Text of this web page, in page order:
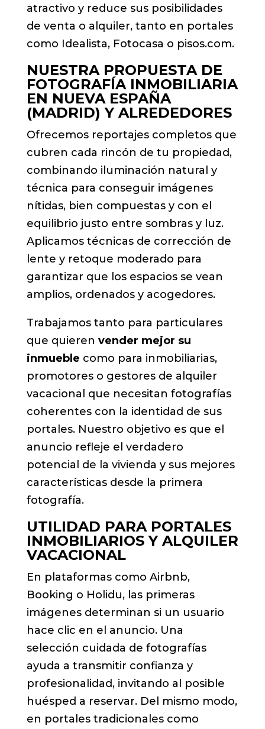
atractivo y reduce sus posibilidades
de venta o alquiler, tanto en portales
como Idealista, Fotocasa o pisos.com.
NUESTRA PROPUESTA DE
FOTOGRAFÍA INMOBILIARIA
EN NUEVA ESPAÑA
(MADRID) Y ALREDEDORES
Ofrecemos reportajes completos que
cubren cada rincón de tu propiedad,
combinando iluminación natural y
técnica para conseguir imágenes
nítidas, bien compuestas y con el
equilibrio justo entre sombras y luz.
Aplicamos técnicas de corrección de
lente y retoque moderado para
garantizar que los espacios se vean
amplios, ordenados y acogedores.
Trabajamos tanto para particulares
que quieren vender mejor su
inmueble como para inmobiliarias,
promotores o gestores de alquiler
vacacional que necesitan fotografías
coherentes con la identidad de sus
portales. Nuestro objetivo es que el
anuncio refleje el verdadero
potencial de la vivienda y sus mejores
características desde la primera
fotografía.
UTILIDAD PARA PORTALES
INMOBILIARIOS Y ALQUILER
VACACIONAL
En plataformas como Airbnb,
Booking o Holidu, las primeras
imágenes determinan si un usuario
hace clic en el anuncio. Una
selección cuidada de fotografías
ayuda a transmitir confianza y
profesionalidad, invitando al posible
huésped a reservar. Del mismo modo,
en portales tradicionales como